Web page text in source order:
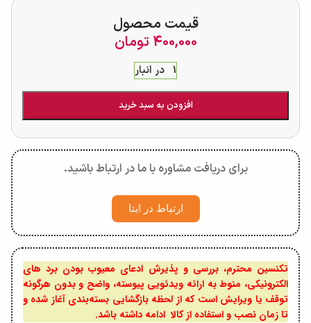
قیمت محصول
400,000 تومان
1 در انبار
افزودن به سبد خرید
برای دریافت مشاوره با ما در ارتباط باشید.
ارتباط در ایتا
تکنسین محترم، بررسی و پذیرش ادعای معیوب بودن برد های
الکترونیکی، منوط به ارائه ویدئویی پیوسته، واضح و بدون هرگونه
توقف یا ویرایش است که از لحظه بازگشایی بسته‌بندی آغاز شده و
تا زمان نصب و استفاده از کالا ادامه داشته باشد.